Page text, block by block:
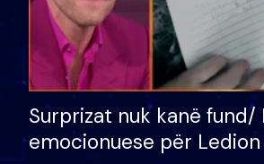
Surprizat nuk kanë fund/
emocionuese për